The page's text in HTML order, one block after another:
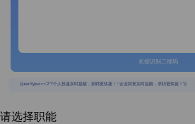
长按识别二维码
{{usertype=='2'?'个人投递实时提醒，招聘更快捷！':'企业回复实时提醒，求职更快捷！'}}
请选择职能